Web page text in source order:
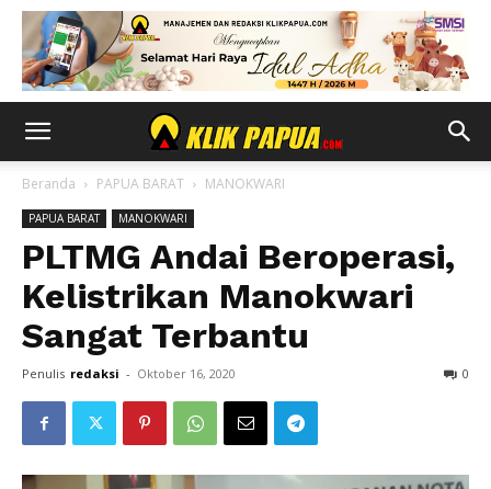
Beranda PAPUA BARAT MANOKWARI
PAPUA BARAT MANOKWARI
PLTMG Andai Beroperasi,
Kelistrikan Manokwari
Sangat Terbantu
Penulis redaksi - Oktober 16, 2020 0